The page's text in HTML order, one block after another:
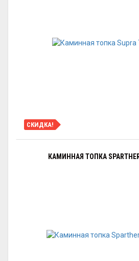
СКИДКА!
КАМИННАЯ ТОПКА